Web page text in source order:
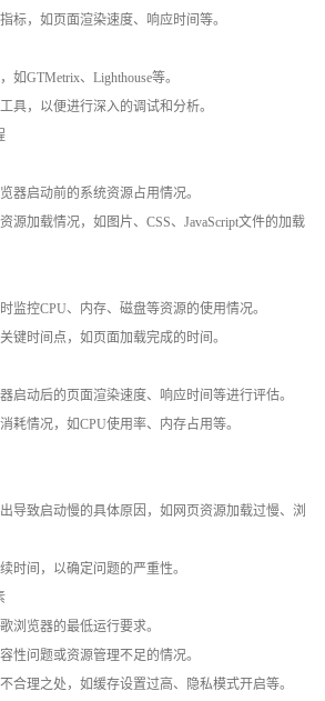
标，如页面渲染速度、响应时间等。
GTMetrix、Lighthouse等。
具，以便进行深入的调试和分析。
器启动前的系统资源占用情况。
源加载情况，如图片、CSS、JavaScript文件的加载
监控CPU、内存、磁盘等资源的使用情况。
键时间点，如页面加载完成的时间。
启动后的页面渲染速度、响应时间等进行评估。
耗情况，如CPU使用率、内存占用等。
导致启动慢的具体原因，如网页资源加载过慢、浏
时间，以确定问题的严重性。
浏览器的最低运行要求。
性问题或资源管理不足的情况。
合理之处，如缓存设置过高、隐私模式开启等。